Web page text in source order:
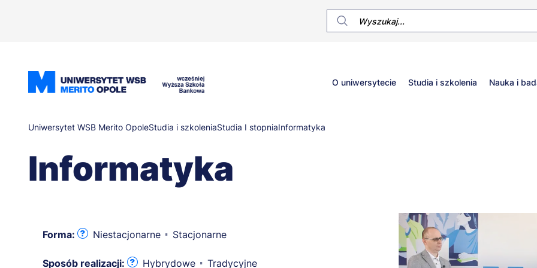
Główne
O uniwersytecie Studia i szkolenia Nauka i
Ścieżka
nawigacyjna
Uniwersytet WSB Merito OpoleStudia i szkoleniaStudia I stopniaInformatyka
Informatyka
Forma: Niestacjonarne Stacjonarne
Sposób realizacji: Hybrydowe
Tradycyjne